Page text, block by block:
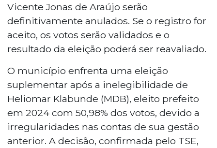
Vicente Jonas de Araújo serão
definitivamente anulados. Se o registro for
aceito, os votos serão validados e o
resultado da eleição poderá ser reavaliado.
O município enfrenta uma eleição
suplementar após a inelegibilidade de
Heliomar Klabunde (MDB), eleito prefeito
em 2024 com 50,98% dos votos, devido a
irregularidades nas contas de sua gestão
anterior. A decisão, confirmada pelo TSE,